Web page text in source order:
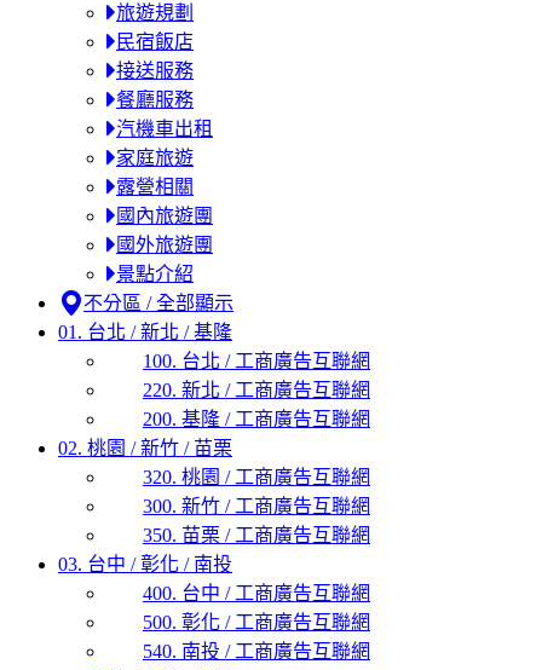
旅遊規劃
民宿飯店
接送服務
餐廳服務
汽機車出租
家庭旅遊
露營相關
國內旅遊團
國外旅遊團
景點介紹
不分區 / 全部顯示
01. 台北 / 新北 / 基隆
100. 台北 / 工商廣告互聯網
220. 新北 / 工商廣告互聯網
200. 基隆 / 工商廣告互聯網
02. 桃園 / 新竹 / 苗栗
320. 桃園 / 工商廣告互聯網
300. 新竹 / 工商廣告互聯網
350. 苗栗 / 工商廣告互聯網
03. 台中 / 彰化 / 南投
400. 台中 / 工商廣告互聯網
500. 彰化 / 工商廣告互聯網
540. 南投 / 工商廣告互聯網